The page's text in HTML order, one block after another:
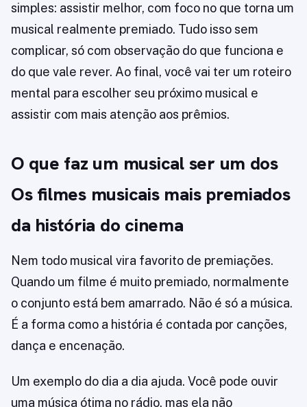
simples: assistir melhor, com foco no que torna um
musical realmente premiado. Tudo isso sem
complicar, só com observação do que funciona e
do que vale rever. Ao final, você vai ter um roteiro
mental para escolher seu próximo musical e
assistir com mais atenção aos prêmios.
O que faz um musical ser um dos
Os filmes musicais mais premiados
da história do cinema
Nem todo musical vira favorito de premiações.
Quando um filme é muito premiado, normalmente
o conjunto está bem amarrado. Não é só a música.
É a forma como a história é contada por canções,
dança e encenação.
Um exemplo do dia a dia ajuda. Você pode ouvir
uma música ótima no rádio, mas ela não